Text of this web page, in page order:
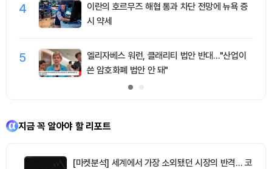
4
이란의 호르무즈 해협 통과 차단 전망에 뉴욕 증
시 약세
5
엘리자베스 워런, 클래리티 법안 반대…"산업이
쓴 암호화폐 법안 안 돼"
지금 꼭 알아야 할 리포트
[마켓분석] 세계에서 가장 소외됐던 시장의 반격… 코